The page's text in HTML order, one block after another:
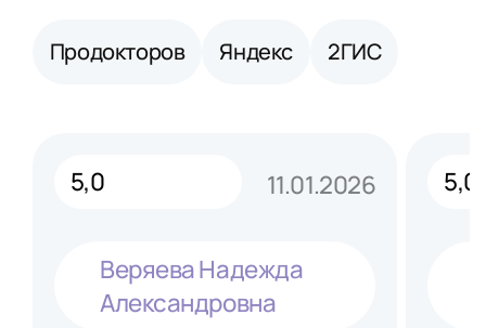
Продокторов Яндекс 2ГИС
5,0 11.01.2026
Веряева Надежда
Александровна
5,0